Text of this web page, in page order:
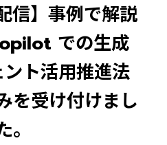
信】事例で解説
での生成
ト活用推進法
を受け付けまし
。